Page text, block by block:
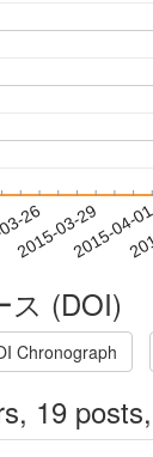
26
2015-03-292015-04-
ス (DOI)
Chronograph
19